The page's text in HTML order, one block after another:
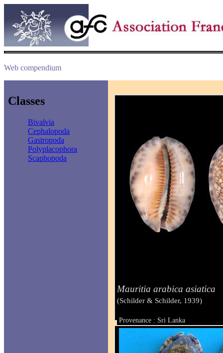
Web compendium
Classes
Bivalvia
Cephalopoda
Gastropoda
Polyplacophora
Scaphopoda
Mauritia arabica asiatica
(Schilder & Schilder, 1939)
Provenance : Sri Lanka
Taille : 42 mm